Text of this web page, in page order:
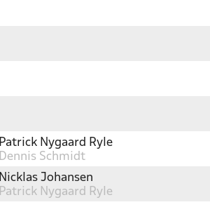
Patrick Nygaard Ryle
Dennis Schmidt
Nicklas Johansen
Patrick Nygaard Ryle